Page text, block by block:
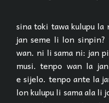
sina toki tawa kulupu
jan seme li lon
wan. ni li sama ni: jan
musi. tenpo wan la
e sijelo. tenpo ante la
lon kulupu li sama ala li